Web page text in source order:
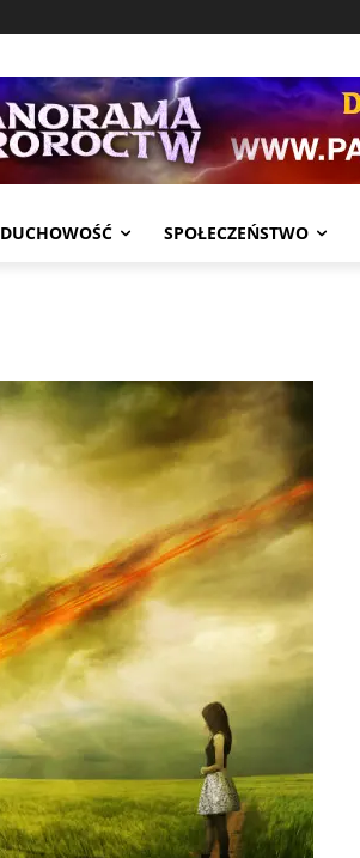
DUCHOWOŚĆ SPOŁECZEŃSTWO